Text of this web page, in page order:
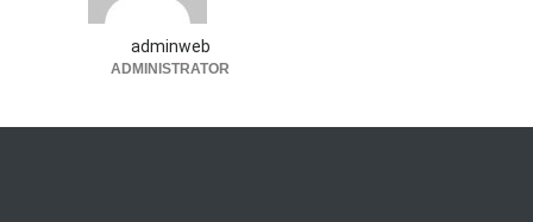
adminweb
ADMINISTRATOR